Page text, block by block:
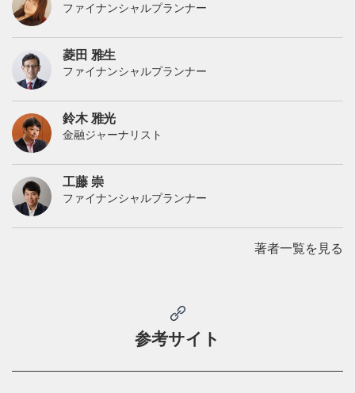
ファイナンシャルプランナー
菱田 雅生
ファイナンシャルプランナー
鈴木 雅光
金融ジャーナリスト
工藤 崇
ファイナンシャルプランナー
著者一覧を見る
参考サイト